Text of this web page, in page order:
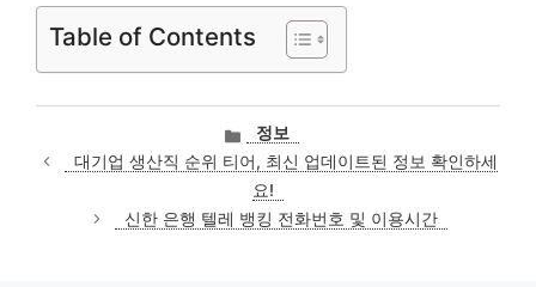
Table of Contents
카
테
고
리
정보
대기업 생산직 순위 티어, 최신 업데이트된 정보 확인하세
요!
신한 은행 텔레 뱅킹 전화번호 및 이용시간